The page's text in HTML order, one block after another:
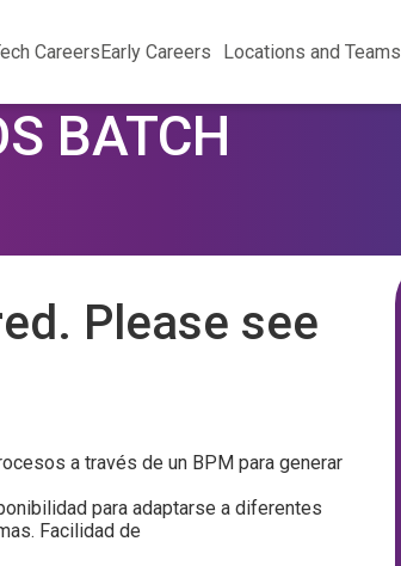
CareersEarly Careers Locations and Teams
BATCH
Please see
a través de un BPM para generar
para adaptarse a diferentes
Facilidad de